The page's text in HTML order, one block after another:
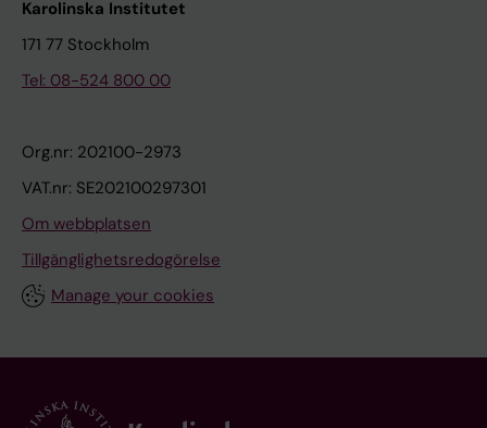
Karolinska Institutet
171 77 Stockholm
Tel: 08-524 800 00
Org.nr: 202100-2973
VAT.nr: SE202100297301
Om webbplatsen
Tillgänglighetsredogörelse
Manage your cookies